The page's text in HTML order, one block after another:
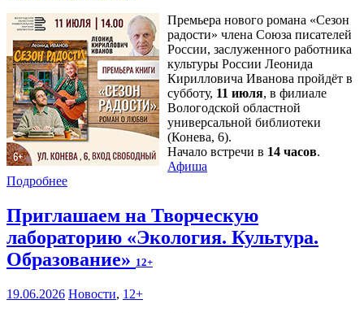
Премьера нового романа «Сезон
радости» члена Союза писателей
России, заслуженного работника
культуры России Леонида
Кирилловича Иванова пройдёт в
субботу, 11 июля, в филиале
Вологодской областной
универсальной библиотеки
(Конева, 6).
Начало встречи в 14 часов.
Афиша
Подробнее
Приглашаем на Творческую
лабораторию «Экология. Культура.
Образование» 12+
19.06.2026 Новости, 12+